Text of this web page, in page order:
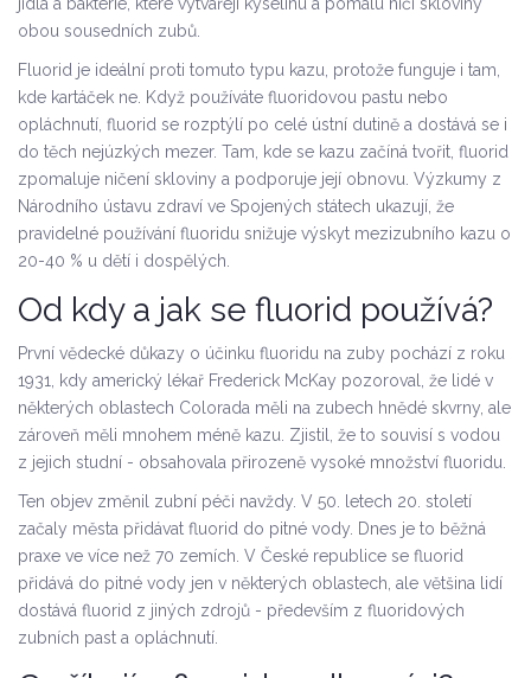
obou sousedních zubů.
Fluorid je ideální proti tomuto typu kazu, protože funguje i tam,
kde kartáček ne. Když používáte fluoridovou pastu nebo
opláchnutí, fluorid se rozptýlí po celé ústní dutině a dostává se i
do těch nejúzkých mezer. Tam, kde se kazu začíná tvořit, fluorid
zpomaluje ničení skloviny a podporuje její obnovu. Výzkumy z
Národního ústavu zdraví ve Spojených státech ukazují, že
pravidelné používání fluoridu snižuje výskyt mezizubního kazu o
20-40 % u dětí i dospělých.
Od kdy a jak se fluorid používá?
První vědecké důkazy o účinku fluoridu na zuby pochází z roku
1931, kdy americký lékař Frederick McKay pozoroval, že lidé v
některých oblastech Colorada měli na zubech hnědé skvrny, ale
zároveň měli mnohem méně kazu. Zjistil, že to souvisí s vodou
z jejich studní - obsahovala přirozeně vysoké množství fluoridu.
Ten objev změnil zubní péči navždy. V 50. letech 20. století
začaly města přidávat fluorid do pitné vody. Dnes je to běžná
praxe ve více než 70 zemích. V České republice se fluorid
přidává do pitné vody jen v některých oblastech, ale většina lidí
dostává fluorid z jiných zdrojů - především z fluoridových
zubních past a opláchnutí.